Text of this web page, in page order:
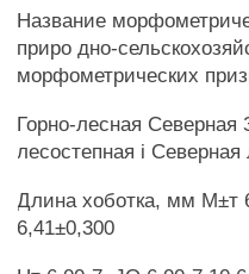
Название
приро дно-
морфометрических
Горно-лесная Северная
лесостепная i Северная
Длина хоботка, мм М±т
6,41±0,300